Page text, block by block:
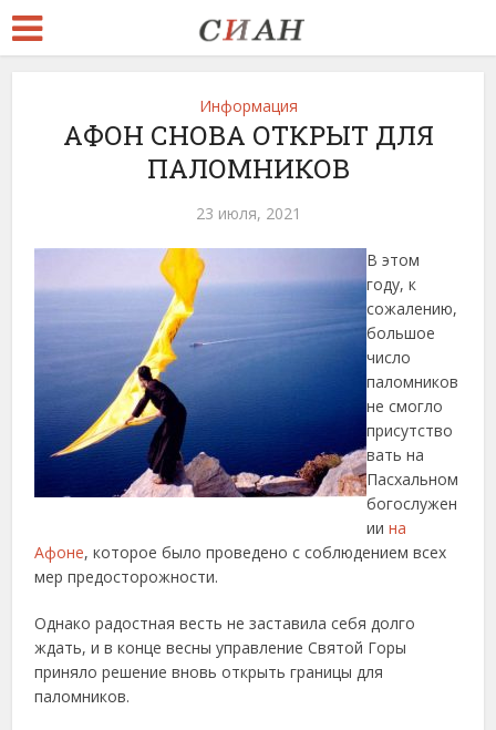
Информация
АФОН СНОВА ОТКРЫТ ДЛЯ
ПАЛОМНИКОВ
23 июля, 2021
В этом
году, к
сожалению,
большое
число
паломников
не смогло
присутство
вать на
Пасхальном
богослужен
иина
Афоне, которое было проведено с соблюдением всех
мер предосторожности.
Однако радостная весть не заставила себя долго
ждать, и в конце весны управление Святой Горы
приняло решение вновь открыть границы для
паломников.